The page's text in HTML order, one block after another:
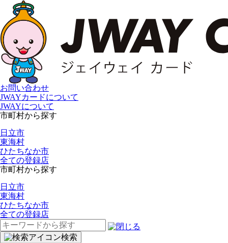
お問い合わせ
JWAYカードについて
JWAYについて
市町村から探す
日立市
東海村
ひたちなか市
全ての登録店
市町村から探す
日立市
東海村
ひたちなか市
全ての登録店
検
索:
検索